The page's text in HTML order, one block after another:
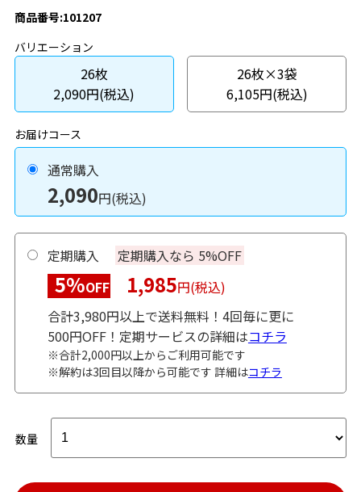
商品番号:101207
バリエーション
26枚
2,090円(税込)
26枚×3袋
6,105円(税込)
お届けコース
通常購入
2,090円(税込)
定期購入 定期購入なら 5%OFF
5%OFF 1,985円(税込)
合計3,980円以上で送料無料！4回毎に更に
500円OFF！定期サービスの詳細はコチラ
※合計2,000円以上からご利用可能です
※解約は3回目以降から可能です 詳細はコチラ
数量